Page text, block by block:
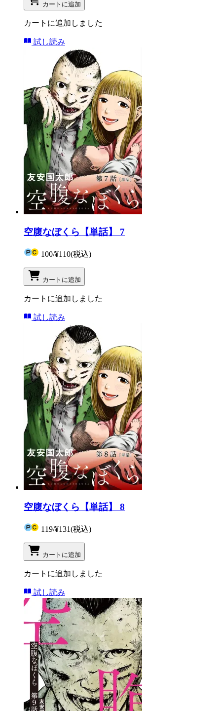
カートに追加
カートに追加しました
試し読み
空腹なぼくら【単話】 7
100/¥110(税込)
カートに追加
カートに追加しました
試し読み
空腹なぼくら【単話】 8
119/¥131(税込)
カートに追加
カートに追加しました
試し読み